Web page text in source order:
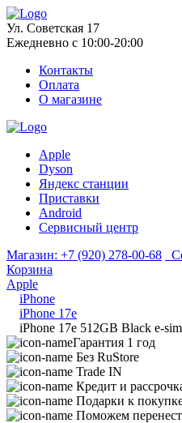
Ул. Советская 17
Ежедневно с 10:00-20:00
Контакты
Оплата
О магазине
Apple
Dyson
Яндекс станции
Приставки
Android
Сервисный центр
Магазин: +7 (920) 278-00-68
Корзина
Apple
iPhone
iPhone 17e
iPhone 17e 512GB Black e-sim
Гарантия 1 год
Без RuStore
Trade IN
Кредит и
Подарки к
Поможем